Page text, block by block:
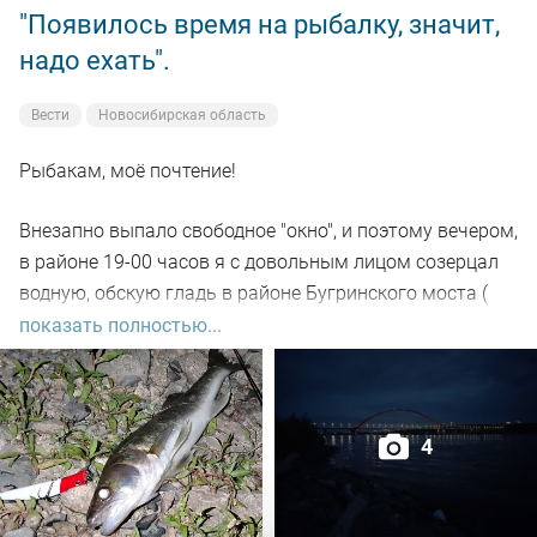
"Появилось время на рыбалку, значит,
надо ехать".
Вести Новосибирская область
Рыбакам, моё почтение!
Внезапно выпало свободное "окно", и поэтому вечером,
в районе 19-00 часов я с довольным лицом созерцал
водную, обскую гладь в районе Бугринского моста (
правый берег).
Отдыхающего люда просто тьма, и на берегу ,и на
воде. Сапы, катера, гидроциклы всяких мастей
поднимали нехилую волну до самой темноты.
По сути: рыбалил только на спиннинг, помощниками
показать полностью...
4